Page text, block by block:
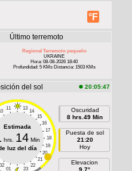
°F
Último terremoto
Regional Terremoto pequeño
UKRAINE
Hora: 08-08-2026 18:40
Profundidad: 5 KMs Distancia: 1503 KMs
del sol 20:05:47
11 13 14
15
16
17
18
19
20
21
02
22
01 23
Estimada
hrs. 14Min
luz del día
Oscuridad
8 hrs.49 Min
Puesta de sol
21:20
Hoy
Elevacion
9.7°